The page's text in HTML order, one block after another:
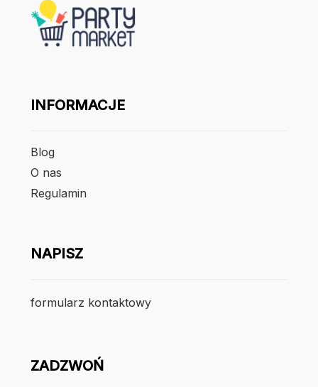
INFORMACJE
Blog
O nas
Regulamin
NAPISZ
formularz kontaktowy
ZADZWOŃ